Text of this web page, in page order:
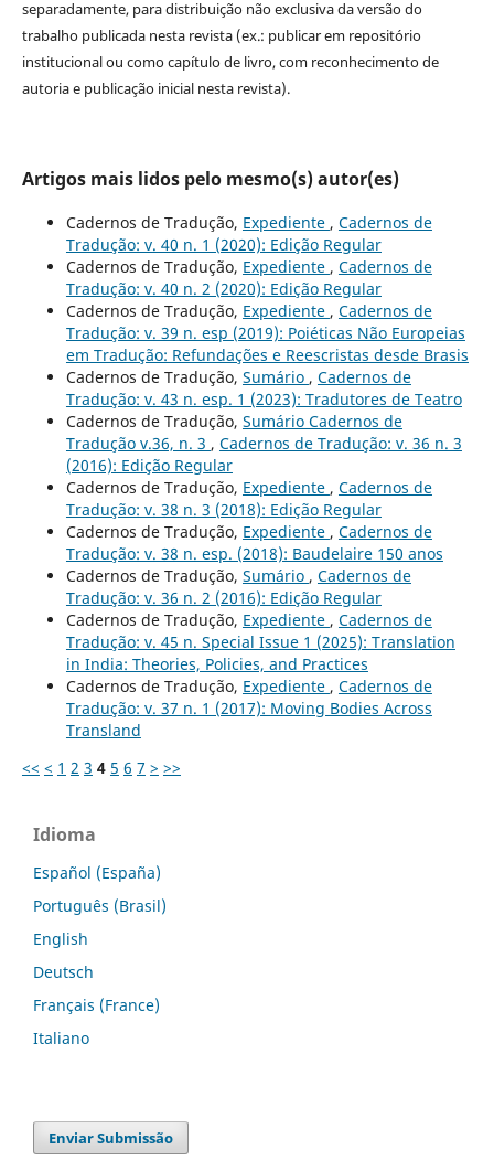
separadamente, para distribuição não exclusiva da versão do
trabalho publicada nesta revista (ex.: publicar em repositório
institucional ou como capítulo de livro, com reconhecimento de
autoria e publicação inicial nesta revista).
Artigos mais lidos pelo mesmo(s) autor(es)
Cadernos de Tradução, Expediente , Cadernos de
Tradução: v. 40 n. 1 (2020): Edição Regular
Cadernos de Tradução, Expediente , Cadernos de
Tradução: v. 40 n. 2 (2020): Edição Regular
Cadernos de Tradução, Expediente , Cadernos de
Tradução: v. 39 n. esp (2019): Poiéticas Não Europeias
em Tradução: Refundações e Reescristas desde Brasis
Cadernos de Tradução, Sumário , Cadernos de
Tradução: v. 43 n. esp. 1 (2023): Tradutores de Teatro
Cadernos de Tradução, Sumário Cadernos de
Tradução v.36, n. 3 , Cadernos de Tradução: v. 36 n. 3
(2016): Edição Regular
Cadernos de Tradução, Expediente , Cadernos de
Tradução: v. 38 n. 3 (2018): Edição Regular
Cadernos de Tradução, Expediente , Cadernos de
Tradução: v. 38 n. esp. (2018): Baudelaire 150 anos
Cadernos de Tradução, Sumário , Cadernos de
Tradução: v. 36 n. 2 (2016): Edição Regular
Cadernos de Tradução, Expediente , Cadernos de
Tradução: v. 45 n. Special Issue 1 (2025): Translation
in India: Theories, Policies, and Practices
Cadernos de Tradução, Expediente , Cadernos de
Tradução: v. 37 n. 1 (2017): Moving Bodies Across
Transland
<< < 1 2 3 4 5 6 7 > >>
Idioma
Español (España)
Português (Brasil)
English
Deutsch
Français (France)
Italiano
Enviar Submissão